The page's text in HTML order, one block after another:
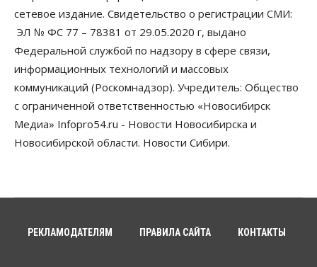
Новосибирским студентам помогают
адаптироваться к учебе через культуру
06 Августа 2026, 18:00
Бизнес Власть Недвижимость
Застройщики продавливают компромиссы по
площади участков для КРТ в Новосибирске
06 Августа 2026, 17:30
Около Заельцовского бора Новосибирска
задержали в Новосибирске
сетевое издание. Свидетельство о регистрации СМИ:
ЭЛ № ФС 77 – 78381 от 29.05.2020 г, выдано
Федеральной службой по надзору в сфере связи,
информационных технологий и массовых
коммуникаций (Роскомнадзор). Учредитель: Общество
с ограниченной ответственностью «Новосибирск
Медиа» Infopro54.ru - Новости Новосибирска и
Новосибирской области. Новости Сибири.
РЕКЛАМОДАТЕЛЯМ ПРАВИЛА САЙТА КОНТАКТЫ